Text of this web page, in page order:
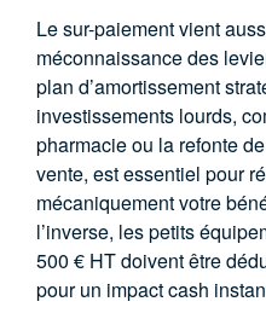
Le sur-paiement vient
méconnaissance des
plan d’amortissement
investissements lourds,
pharmacie ou la refonte
vente, est essentiel pour
mécaniquement votre
l’inverse, les petits
500 € HT doivent être
pour un impact cash